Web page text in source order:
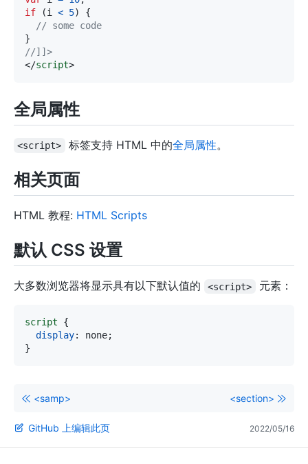
if
(i < 5)
{
// some code
}
//]]>
</script>
全局属性
<script> 标签支持 HTML 中的全局属性。
相关页面
HTML 教程: HTML Scripts
默认 CSS 设置
大多数浏览器将显示具有以下默认值的 <script> 元素：
script
{
display: none;
}
<samp> <section>
GitHub 上编辑此页 2022/05/16